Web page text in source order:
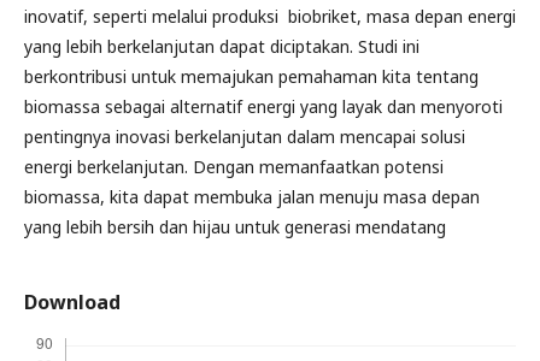
inovatif, seperti melalui produksi biobriket, masa depan energi
yang lebih berkelanjutan dapat diciptakan. Studi ini
berkontribusi untuk memajukan pemahaman kita tentang
biomassa sebagai alternatif energi yang layak dan menyoroti
pentingnya inovasi berkelanjutan dalam mencapai solusi
energi berkelanjutan. Dengan memanfaatkan potensi
biomassa, kita dapat membuka jalan menuju masa depan
yang lebih bersih dan hijau untuk generasi mendatang
Download